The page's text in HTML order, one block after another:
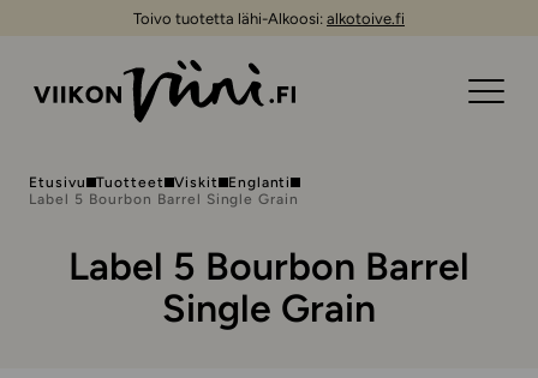
Toivo tuotetta lähi-Alkoosi: alkotoive.fi
Etusivu Tuotteet Viskit
Englanti
Label 5 Bourbon Barrel Single Grain
Label 5 Bourbon Barrel
Single Grain